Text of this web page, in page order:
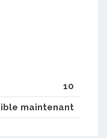
10
maintenant